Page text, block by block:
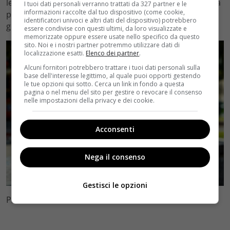
le ore passate con sua figlia il Boschi si accorgerà che la
piccola sta soffrendo per la separazione dei suoi
genitori…
Photo Credits: Rai 3
I tuoi dati personali verranno trattati da 327 partner e le
informazioni raccolte dal tuo dispositivo (come cookie,
identificatori univoci e altri dati del dispositivo) potrebbero
essere condivise con questi ultimi, da loro visualizzate e
memorizzate oppure essere usate nello specifico da questo
sito. Noi e i nostri partner potremmo utilizzare dati di
localizzazione esatti. Elenco dei partner.
Alcuni fornitori potrebbero trattare i tuoi dati personali sulla
base dell'interesse legittimo, al quale puoi opporti gestendo
le tue opzioni qui sotto. Cerca un link in fondo a questa
pagina o nel menu del sito per gestire o revocare il consenso
nelle impostazioni della privacy e dei cookie.
Acconsenti
Nega il consenso
Gestisci le opzioni